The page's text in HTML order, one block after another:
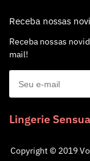
Receba nossas
Receba nossas
mail!
Lingerie
Copyright © 2019